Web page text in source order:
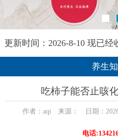
更新时间：2026-8-10 现已
所-西宁康靓园
养生
吃柿子能否止咳
作者：aqi 来源： 日期：
电话